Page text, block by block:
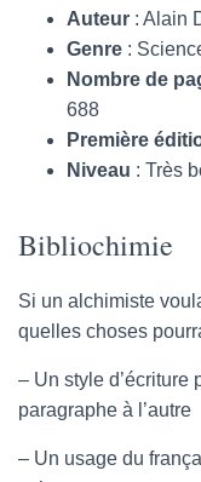
Auteur : Alain
Genre :
Nombre de
688
Première
Niveau : Très
Bibliochimie
Si un alchimiste
quelles choses
– Un style d’écriture
paragraphe à l’autre
– Un usage du